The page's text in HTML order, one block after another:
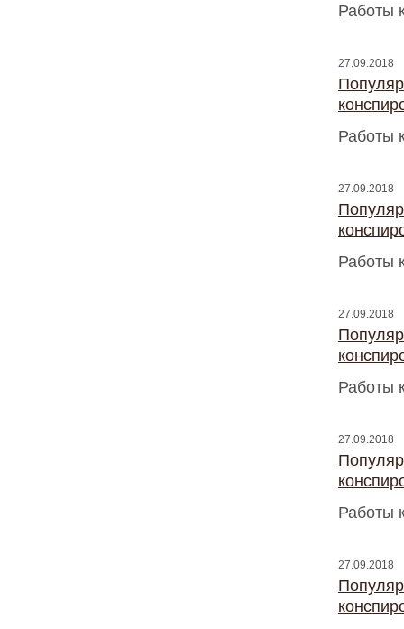
Работы
27.09.2018
Работы
27.09.2018
Работы
27.09.2018
Работы
27.09.2018
Работы
27.09.2018